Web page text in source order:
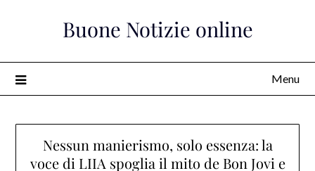
Buone Notizie online
Menu
Nessun manierismo, solo essenza: la
voce di LIIA spoglia il mito de Bon Jovi e